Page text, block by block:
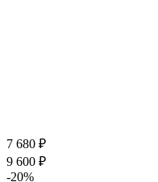
7 680 ₽
9 600 ₽
-20%